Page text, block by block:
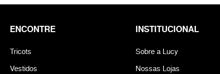
ENCONTRE
Tricots
Vestidos
INSTITUCIONAL
Sobre a Lucy
Nossas Lojas